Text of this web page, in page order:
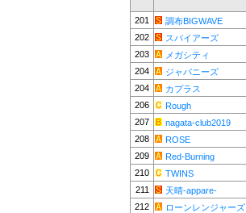
201 調布BIGWAVE
202
スパイアーズ
203
メガシティ
204
ジャパニーズ
204
カプラス
206
Rough
207
nagata-club2019
208
ROSE
209
Red-Burning
210
TWINS
211
天晴-appare-
212
ローンレンジャーズ